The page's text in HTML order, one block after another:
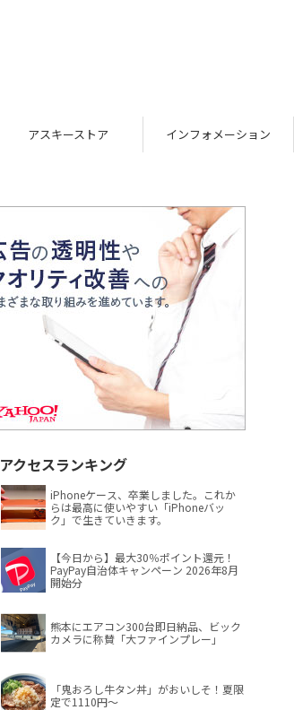
アスキーストア インフォメーション
アクセスランキング
iPhoneケース、卒業しました。これか
らは最高に使いやすい「iPhoneバッ
ク」で生きていきます。
【今日から】最大30％ポイント還元！
PayPay自治体キャンペーン 2026年8月
開始分
熊本にエアコン300台即日納品、ビック
カメラに称賛「大ファインプレー」
「鬼おろし牛タン丼」がおいしそ！夏限
定で1110円～